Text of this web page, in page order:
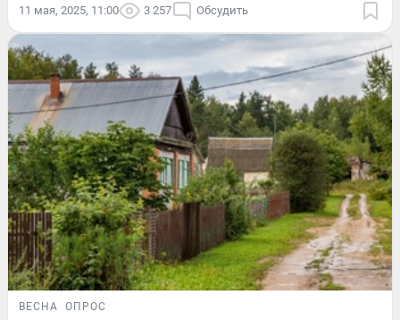
11 мая, 2025, 11:00 3 257 Обсудить
ВЕСНА ОПРОС